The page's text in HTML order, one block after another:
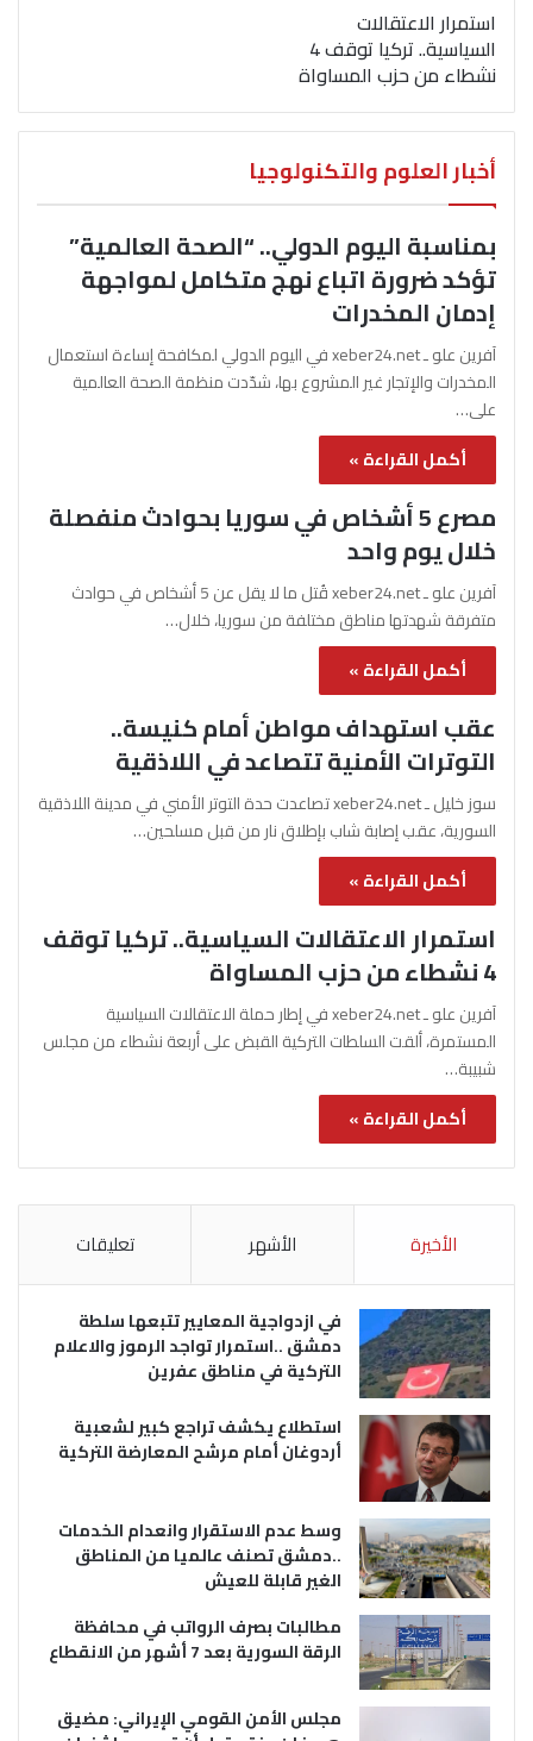
استمرار الاعتقالات
السياسية.. تركيا توقف 4
نشطاء من حزب المساواة
أخبار العلوم والتكنولوجيا
بمناسبة اليوم الدولي.. “الصحة العالمية”
تؤكد ضرورة اتباع نهج متكامل لمواجهة
إدمان المخدرات
آفرين علو ـ xeber24.net في اليوم الدولي لمكافحة إساءة استعمال
المخدرات والإتجار غير المشروع بها، شدّدت منظمة الصحة العالمية
على…
أكمل القراءة »
مصرع 5 أشخاص في سوريا بحوادث منفصلة
خلال يوم واحد
آفرين علو ـ xeber24.net قُتل ما لا يقل عن 5 أشخاص في حوادث
متفرقة شهدتها مناطق مختلفة من سوريا، خلال…
أكمل القراءة »
عقب استهداف مواطن أمام كنيسة..
التوترات الأمنية تتصاعد في اللاذقية
سوز خليل ـ xeber24.net تصاعدت حدة التوتر الأمني في مدينة اللاذقية
السورية، عقب إصابة شاب بإطلاق نار من قبل مسلحين…
أكمل القراءة »
استمرار الاعتقالات السياسية.. تركيا توقف
4 نشطاء من حزب المساواة
آفرين علو ـ xeber24.net في إطار حملة الاعتقالات السياسية
المستمرة، ألقت السلطات التركية القبض على أربعة نشطاء من مجلس
شبيبة…
أكمل القراءة »
الأخيرة الأشهر تعليقات
في ازدواجية المعايير تتبعها سلطة
دمشق ..استمرار تواجد الرموز والاعلام
التركية في مناطق عفرين
استطلاع يكشف تراجع كبير لشعبية
أردوغان أمام مرشح المعارضة التركية
وسط عدم الاستقرار وانعدام الخدمات
..دمشق تصنف عالميا من المناطق
الغير قابلة للعيش
مطالبات بصرف الرواتب في محافظة
الرقة السورية بعد 7 أشهر من الانقطاع
مجلس الأمن القومي الإيراني: مضيق